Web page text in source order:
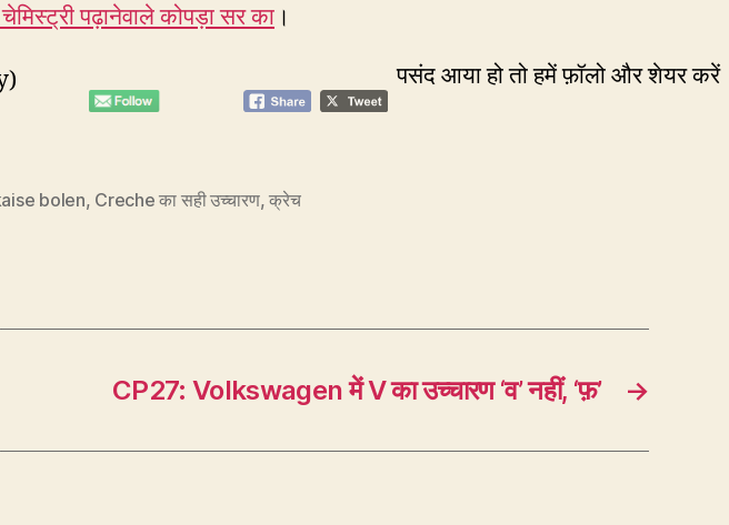
पढ़ानेवाले कोपड़ा सर का ।
पसंद आया हो तो हमें फ़ॉलो और शेयर करें
bolen, Creche का सही उच्चारण,क्रेच
→
CP27: Volkswagen में V का उच्चारण ‘व’ नहीं, ‘फ़’